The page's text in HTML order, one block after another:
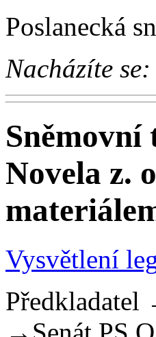
Poslanecká
Nacházíte se:
Sněmovní
Novela z.
Vysvětlení
Předkladatel